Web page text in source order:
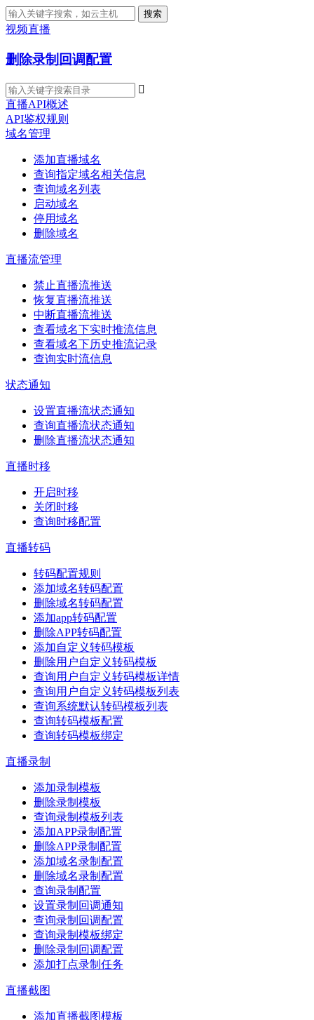
搜索
视频直播
删除录制回调配置

直播API概述
API鉴权规则
域名管理
添加直播域名
查询指定域名相关信息
查询域名列表
启动域名
停用域名
删除域名
直播流管理
禁止直播流推送
恢复直播流推送
中断直播流推送
查看域名下实时推流信息
查看域名下历史推流记录
查询实时流信息
状态通知
设置直播流状态通知
查询直播流状态通知
删除直播流状态通知
直播时移
开启时移
关闭时移
查询时移配置
直播转码
转码配置规则
添加域名转码配置
删除域名转码配置
添加app转码配置
删除APP转码配置
添加自定义转码模板
删除用户自定义转码模板
查询用户自定义转码模板详情
查询用户自定义转码模板列表
查询系统默认转码模板列表
查询转码模板配置
查询转码模板绑定
直播录制
添加录制模板
删除录制模板
查询录制模板列表
添加APP录制配置
删除APP录制配置
添加域名录制配置
删除域名录制配置
查询录制配置
设置录制回调通知
查询录制回调配置
查询录制模板绑定
删除录制回调配置
添加打点录制任务
直播截图
添加直播截图模板